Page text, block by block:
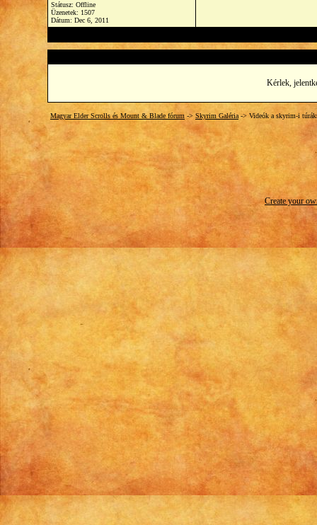
Státusz: Offline
Üzenetek: 1507
Dátum: Dec 6, 2011
Kérlek,
Magyar Elder Scrolls és Mount & Blade fórum -> Skyrim Galéria -> Videók a skyrim-i
Create your